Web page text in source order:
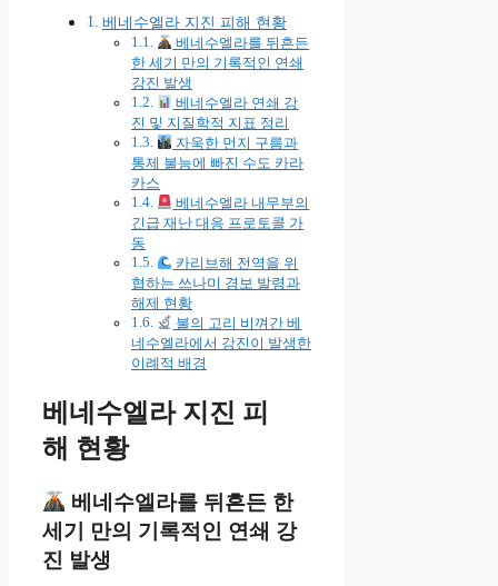
베네수엘라 지진 피해 현황
베네수엘라를 뒤흔든
한 세기 만의 기록적인 연쇄
강진 발생
베네수엘라 연쇄 강
진 및 지질학적 지표 정리
자욱한 먼지 구름과
통제 불능에 빠진 수도 카라
카스
베네수엘라 내무부의
긴급 재난 대응 프로토콜 가
동
카리브해 전역을 위
협하는 쓰나미 경보 발령과
해제 현황
불의 고리 비껴간 베
네수엘라에서 강진이 발생한
이례적 배경
베네수엘라 지진 피
해 현황
베네수엘라를 뒤흔든 한
세기 만의 기록적인 연쇄 강
진 발생